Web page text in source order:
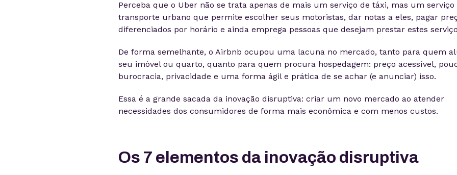
Perceba que o Uber não se trata apenas de mais um serviço de táxi, mas um serviço
transporte urbano que permite escolher seus motoristas, dar notas a eles, pagar
diferenciados por horário e ainda emprega pessoas que desejam prestar estes
De forma semelhante, o Airbnb ocupou uma lacuna no mercado, tanto para quem
seu imóvel ou quarto, quanto para quem procura hospedagem: preço acessível,
burocracia, privacidade e uma forma ágil e prática de se achar (e anunciar) isso.
Essa é a grande sacada da inovação disruptiva: criar um novo mercado ao atender
necessidades dos consumidores de forma mais econômica e com menos custos.
Os 7 elementos da inovação disruptiva